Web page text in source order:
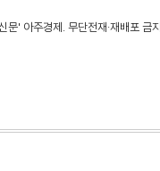
' 아주경제. 무단전재·재배포 금지